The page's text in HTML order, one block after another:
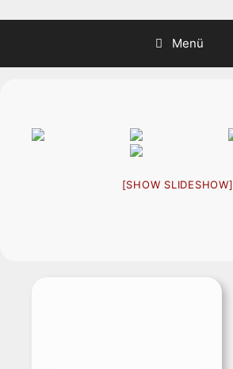
Menü
[SHOW SLIDESHOW]